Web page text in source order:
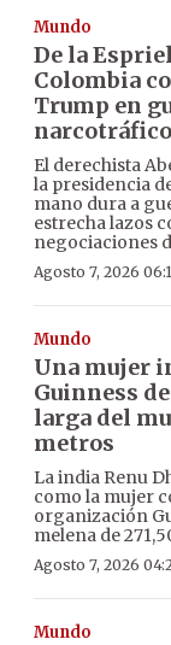
Mundo
De la
Colombia
Trump en
narcotráfico
El derechista
la presidencia
mano dura a
estrecha lazos
negociaciones
Agosto 7, 2026
Mundo
Una mujer
Guinness
larga del
metros
La india Renu
como la mujer
organización
melena de
Agosto 7, 2026
Mundo